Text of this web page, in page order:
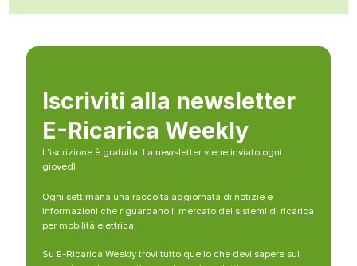
Iscriviti alla newsletter
E-Ricarica Weekly
L’iscrizione è gratuita. La newsletter viene inviato ogni
giovedì
Ogni settimana una raccolta aggiornata di notizie e
informazioni che riguardano il mercato dei sistemi di ricarica
per mobilità elettrica.
Su E-Ricarica Weekly trovi tutto quello che devi sapere sul